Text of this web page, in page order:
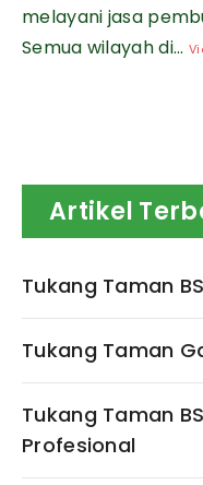
melayani jasa
Semua wilayah di...
Artikel
Tukang Taman
Tukang Taman
Tukang Taman
Profesional